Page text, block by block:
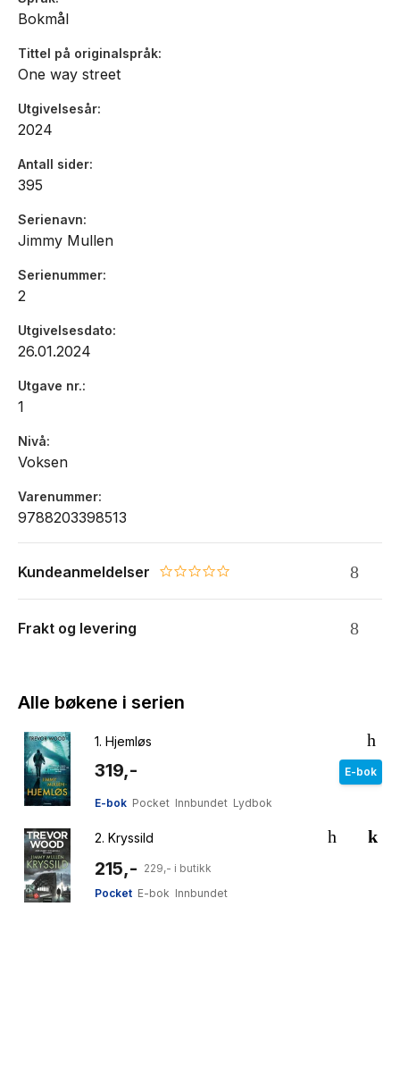
Bokmål
Tittel på originalspråk
One way street
Utgivelsesår
2024
Antall sider
395
Serienavn
Jimmy Mullen
Serienummer
2
Utgivelsesdato
26.01.2024
Utgave nr.
1
Nivå
Voksen
Varenummer
9788203398513
Kundeanmeldelser 0.0 star rating
Frakt og levering
Alle bøkene i serien
1. Hjemløs
319,- E-bok
E-bok Pocket Innbundet Lydbok
2. Kryssild
215,- 229,- i butikk
Pocket E-bok Innbundet